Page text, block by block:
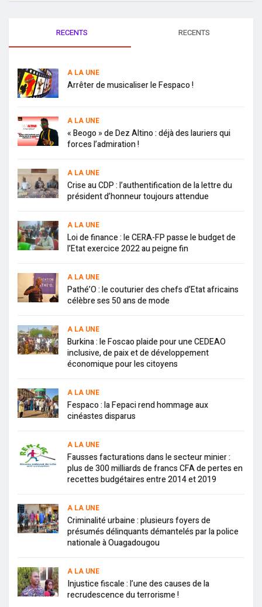
RECENTS RECENTS
A LA UNE
Arrêter de musicaliser le Fespaco !
A LA UNE
« Beogo » de Dez Altino : déjà des lauriers qui
forces l’admiration !
A LA UNE
Crise au CDP : l’authentification de la lettre du
président d’honneur toujours attendue
A LA UNE
Loi de finance : le CERA-FP passe le budget de
l’Etat exercice 2022 au peigne fin
A LA UNE
Pathé’O : le couturier des chefs d’Etat africains
célèbre ses 50 ans de mode
A LA UNE
Burkina : le Foscao plaide pour une CEDEAO
inclusive, de paix et de développement
économique pour les citoyens
A LA UNE
Fespaco : la Fepaci rend hommage aux
cinéastes disparus
A LA UNE
Fausses facturations dans le secteur minier :
plus de 300 milliards de francs CFA de pertes en
recettes budgétaires entre 2014 et 2019
A LA UNE
Criminalité urbaine : plusieurs foyers de
présumés délinquants démantelés par la police
nationale à Ouagadougou
A LA UNE
Injustice fiscale : l’une des causes de la
recrudescence du terrorisme !